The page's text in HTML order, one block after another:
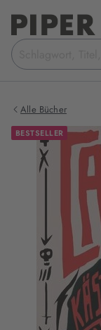
Suchbegriff
eingeben
Alle Bücher
BESTSELLER